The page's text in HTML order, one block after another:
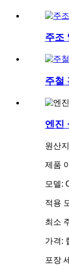
주조
주철
엔진
원산
제품
모델:
적용
최소
가격:
포장